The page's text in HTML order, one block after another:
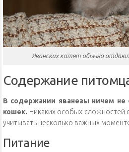
Яванских котят обычно
Содержание
В содержании яванезы ничем
кошек. Никаких особых сложностей
учитывать несколько важных
Питание